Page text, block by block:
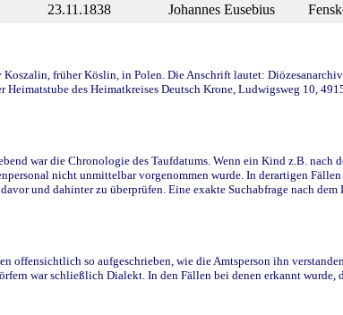
23.11.1838 Johannes Eusebius
früher Köslin, in Polen. Die Anschrift lautet:
des Heimatkreises Deutsch Krone, Ludwigsweg 10,
war die Chronologie des Taufdatums. Wenn ein Kind z.B.
nicht unmittelbar vorgenommen wurde. In derartigen
und dahinter zu überprüfen. Eine exakte Suchabfrage nach
so aufgeschrieben, wie die Amtsperson ihn
war schließlich Dialekt. In den Fällen bei denen erkannt